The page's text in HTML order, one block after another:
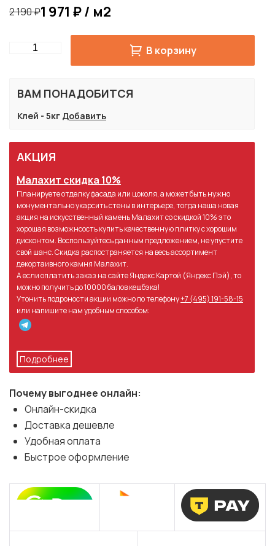
2 190 ₽1 971 ₽ / м2
Quantity В корзину
ВАМ ПОНАДОБИТСЯ
Клей - 5кг Добавить
АКЦИЯ
Малахит скидка 10%
Планируете отделку фасада или цоколя, а может быть нужно
монументально укарсить стены в интерьере, тогда наша новая
акция на искусственный камень Малахит со скидкой 10% это
хорошая возможнсость купить качественную плитку с хорошим
дисконтом. Воспользуйтесь данным предложением, не упустите
свой шанс. Скидка распостраняется на весь ассортимент
декортаивного камня Малахит.
А если оплатить заказ на сайте Яндекс Картой (Яндекс Пэй), то
можно получить до 10000 балов кешбэка!
Утонить подроности акции можно по телефону+7 (495) 191-58-15
или напишите нам удобным способом:
Подробнее
Почему выгоднее онлайн:
Онлайн-скидка
Доставка дешевле
Удобная оплата
Быстрое оформление